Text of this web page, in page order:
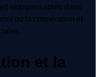
indispensables dans
où la coopération et
et la